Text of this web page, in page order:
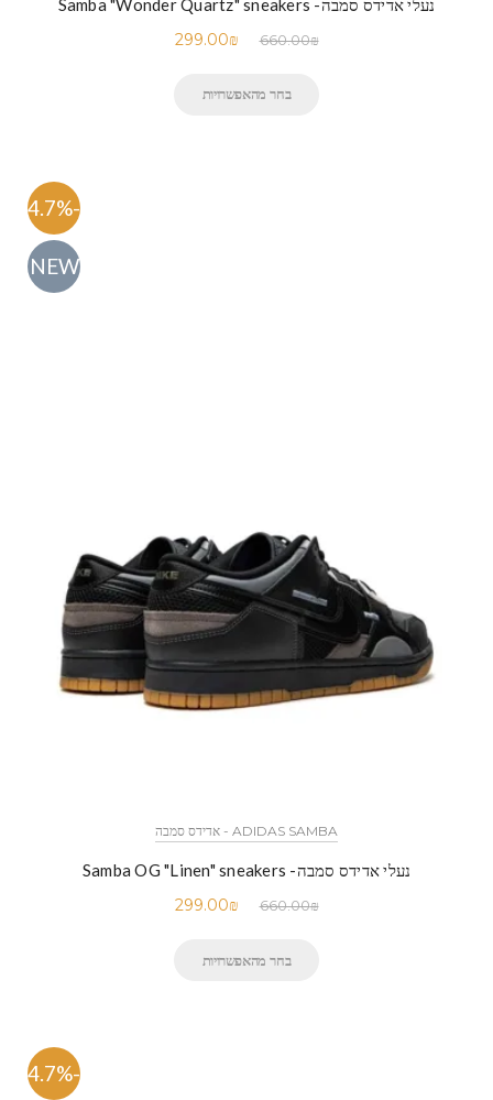
נעלי אדידס סמבה- Samba "Wonder Quartz" sneakers
660.00₪
299.00₪
בחר מהאפשרויות
-54.7%
NEW
ADIDAS SAMBA - אדידס סמבה
נעלי אדידס סמבה- Samba OG "Linen" sneakers
660.00₪
299.00₪
בחר מהאפשרויות
-54.7%